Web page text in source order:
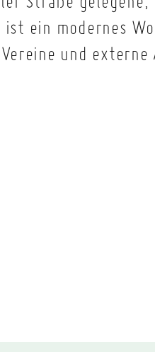
ist ein modernes
Vereine und